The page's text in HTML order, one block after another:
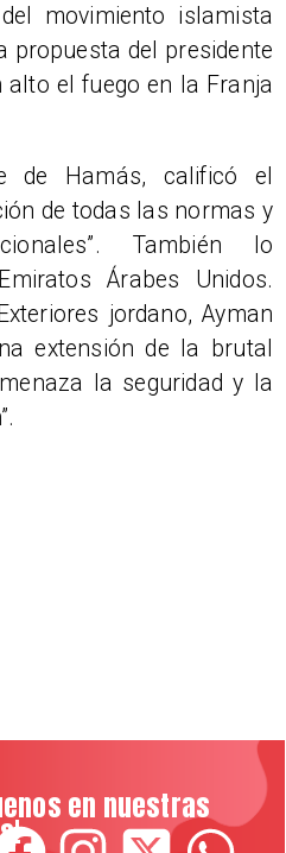
movimiento islamista
propuesta del presidente
el fuego en la Franja
de Hamás, calificó el
de todas las normas y
También lo
Árabes Unidos.
jordano, Ayman
extensión de la brutal
la seguridad y la
en nuestras